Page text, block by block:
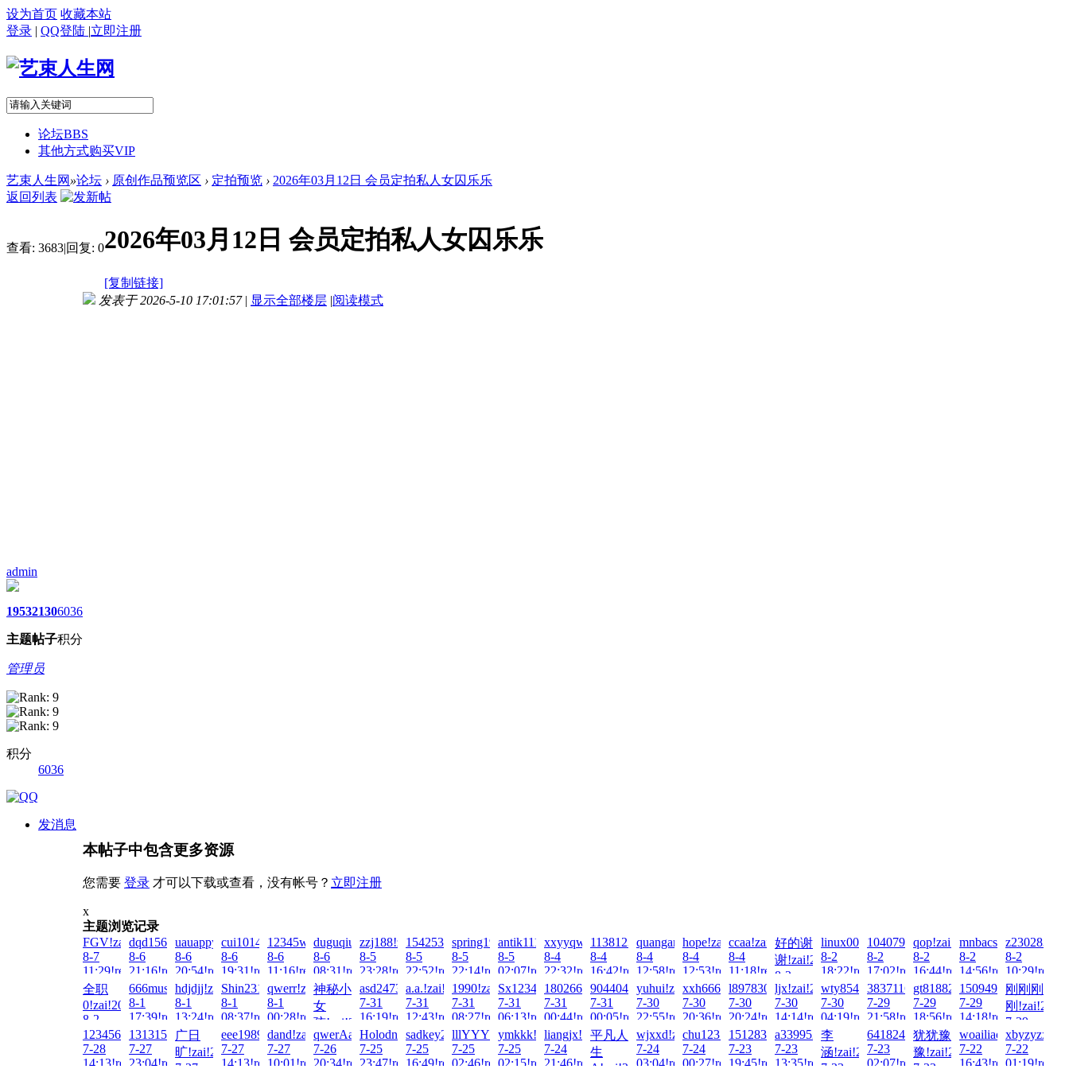
设为首页 收藏本站
登录 | QQ登陆 |立即注册
论坛BBS
其他方式购买VIP
艺束人生网 »论坛 › 原创作品预览区 › 定拍预览 › 2026年03月12日 会员定拍私人女囚乐乐
返回列表
查看: 3683|回复: 02026年03月12日 会员定拍私人女囚乐乐
[复制链接]
admin
1953
主题
2130
帖子
6036
积分
管理员
积分
6036
发消息
发表于 2026-5-10 17:01:57 | 显示全部楼层 |阅读模式
本帖子中包含更多资源
您需要 登录 才可以下载或查看，没有帐号？ 立即注册
x
主题浏览记录
FGV!zai!2026-
8-7
11:29!read!
dqd15627860451!zai!2026-
8-6
21:16!read!
uauappy!zai!2026-
8-6
20:54!read!
cui1014378065!zai!2026-
8-6
19:31!read!
12345wto!zai!2026-
8-6
11:16!read!
duguqiuse1!zai!2026-
8-6
08:31!read!
zzj188!zai!2026-
8-5
23:28!read!
1542538255!zai!2026-
8-5
22:52!read!
spring1990!zai!2026-
8-5
22:14!read!
antik1111!zai!2026-
8-5
02:07!read!
xxyyqwert!zai!2026-
8-4
22:32!read!
1138123980!zai!2026-
8-4
16:42!read!
quangang157!zai!2026-
8-4
12:58!read!
hope!zai!2026-
8-4
12:53!read!
ccaa!zai!2026-
8-4
11:18!read!
好的谢
谢!zai!2026-
8-3
13:39!read!
linux0004!zai!2026-
8-2
18:22!read!
1040799902!zai!2026-
8-2
17:02!read!
qop!zai!2026-
8-2
16:44!read!
mnbacs!zai!2026-
8-2
14:56!read!
8-2
10:29!read!
全职
0!zai!2026-
8-2
08:49!read!
666music!zai!2026-
8-1
17:39!read!
hdjdjj!zai!2026-
8-1
13:24!read!
Shin231199!zai!2026-
8-1
08:37!read!
qwerr!zai!2026-
8-1
00:28!read!
神秘小
女
孩!zai!2026-
7-31
20:57!read!
asd247387010!zai!2026-
7-31
16:19!read!
a.a.!zai!2026-
7-31
12:43!read!
1990!zai!2026-
7-31
08:27!read!
Sx1234567!zai!2026-
7-31
06:13!read!
1802667552!zai!2026-
7-31
00:44!read!
904404217!zai!2026-
7-31
00:05!read!
yuhui!zai!2026-
7-30
22:55!read!
xxh666!zai!2026-
7-30
20:36!read!
l897830689!zai!2026-
7-30
20:24!read!
ljx!zai!2026-
7-30
14:14!read!
wty854414!zai!2026-
7-30
04:19!read!
3837116307!zai!2026-
7-29
21:58!read!
gt818828!zai!2026-
7-29
18:56!read!
7-29
14:18!read!
刚刚刚
刚!zai!2026-
7-29
00:55!read!
1234567890123!zai!2026-
7-28
14:13!read!
13131565700!zai!2026-
7-27
23:04!read!
广日
旷!zai!2026-
eee19890604!zai!2026-
7-27
14:13!read!
dand!zai!2026-
7-27
10:01!read!
qwerAa@123!zai!2026-
7-26
20:34!read!
Holodniar!zai!2026-
7-25
23:47!read!
sadkey2057!zai!2026-
7-25
16:49!read!
lllYYY!zai!2026-
7-25
02:46!read!
ymkkk!zai!2026-
7-25
02:15!read!
liangjx!zai!2026-
7-24
21:46!read!
平凡人
生
wjxxd!zai!2026-
7-24
03:04!read!
chu123!zai!2026-
7-24
00:27!read!
1512837271!zai!2026-
7-23
19:45!read!
a3399521!zai!2026-
7-23
13:35!read!
李
涵!zai!2026-
641824693!zai!2026-
7-23
02:07!read!
犹犹豫
豫!zai!2026-
7-22
16:43!read!
7-22
01:19!read!